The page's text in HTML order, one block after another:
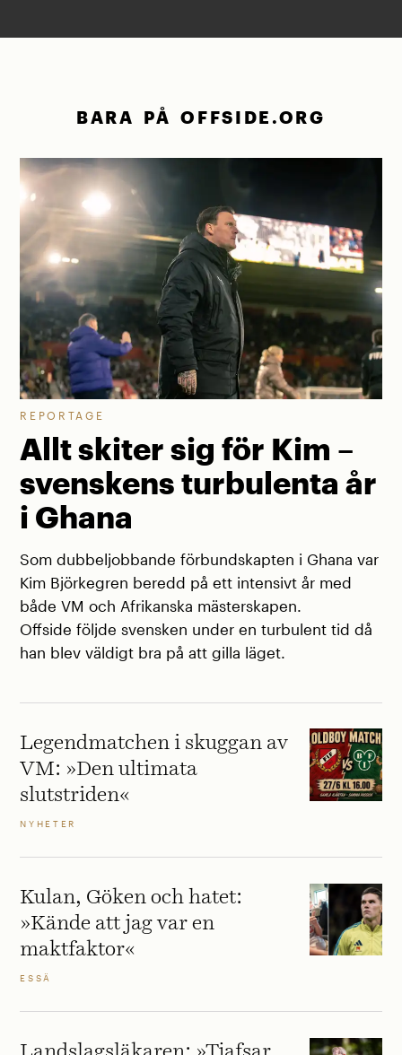
BARA PÅ OFFSIDE.ORG
REPORTAGE
Allt skiter sig för Kim –
svenskens turbulenta år
i Ghana
Som dubbeljobbande förbundskapten i Ghana var
Kim Björkegren beredd på ett intensivt år med
både VM och Afrikanska mästerskapen.
Offside följde svensken under en turbulent tid då
han blev väldigt bra på att gilla läget.
Legendmatchen i skuggan av
VM: »Den ultimata
slutstriden«
NYHETER
Kulan, Göken och hatet:
»Kände att jag var en
maktfaktor«
ESSÄ